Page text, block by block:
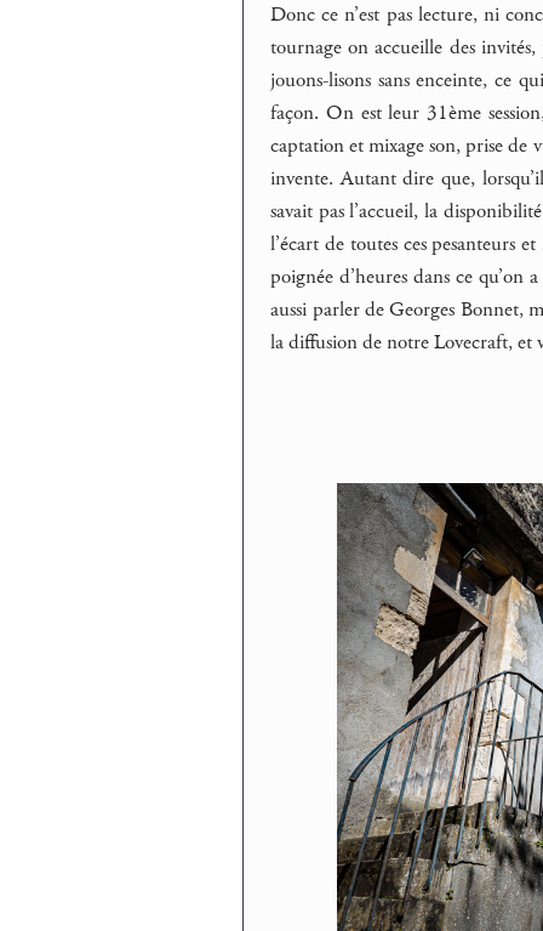
Donc ce n’est pas lecture, ni
tournage on accueille des
jouons-lisons sans enceinte, ce
façon. On est leur 31ème
captation et mixage son, prise de
invente. Autant dire que,
savait pas l’accueil, la
l’écart de toutes ces pesanteurs
poignée d’heures dans ce
aussi parler de Georges Bonnet,
la diffusion de notre Lovecraft, et